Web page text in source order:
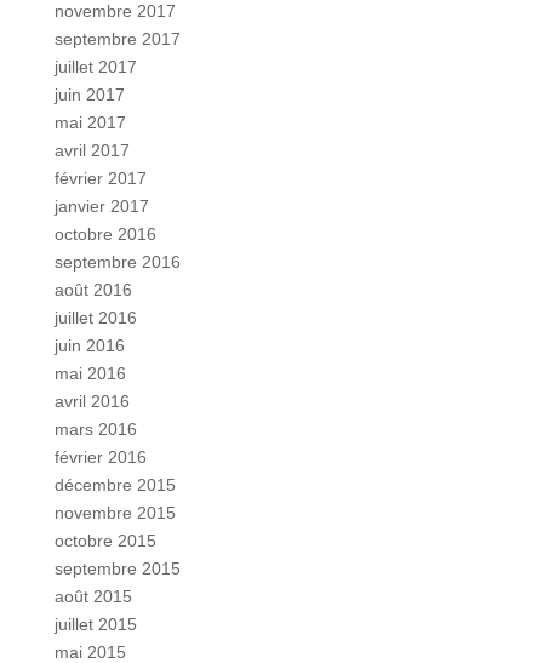
novembre 2017
septembre 2017
juillet 2017
juin 2017
mai 2017
avril 2017
février 2017
janvier 2017
octobre 2016
septembre 2016
août 2016
juillet 2016
juin 2016
mai 2016
avril 2016
mars 2016
février 2016
décembre 2015
novembre 2015
octobre 2015
septembre 2015
août 2015
juillet 2015
mai 2015